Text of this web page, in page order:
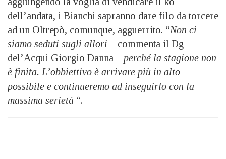
dell’andata, i Bianchi sapranno dare filo da torcere
ad un Oltrepò, comunque, agguerrito. “Non ci
siamo seduti sugli allori – commenta il Dg
del’Acqui Giorgio Danna – perché la stagione non
è finita. L’obbiettivo è arrivare più in alto
possibile e continueremo ad inseguirlo con la
massima serietà “.